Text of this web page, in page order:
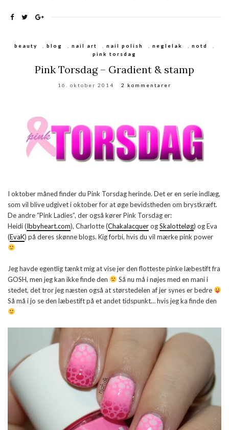
beauty blog nail art nail polish neglelak notd
pink torsdag
Pink Torsdag – Gradient & stamp
16. oktober 2014 2 kommentarer
I oktober måned finder du Pink Torsdag herinde. Det er en serie indlæg,
som vil blive udgivet i oktober for at øge bevidstheden om brystkræft.
De andre “Pink Ladies”, der også kører Pink Torsdag er:
Heidi (Ibbyheart.com), Charlotte (ChakalacquerogSkalotteløg) og Eva
(EvaK) på deres skønne blogs. Kig forbi, hvis du vil mærke pink power
Jeg havde egentlig tænkt mig at vise jer den flotteste pinke læbestift fra
GOSH, men jeg kan ikke finde den
Så nu må i nøjes med en mani i
stedet, det tror jeg næsten også at størstedelen af jer synes er bedre
Så må i jo se den læbestift på et andet tidspunkt… hvis jeg ka finde den